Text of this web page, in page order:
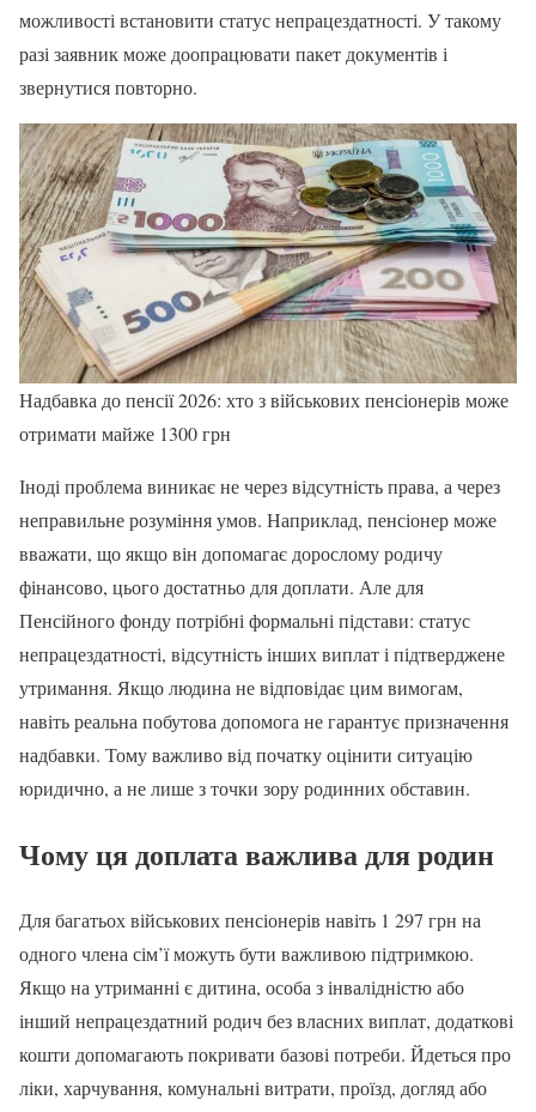
можливості встановити статус непрацездатності. У такому
разі заявник може доопрацювати пакет документів і
звернутися повторно.
Надбавка до пенсії 2026: хто з військових пенсіонерів може
отримати майже 1300 грн
Іноді проблема виникає не через відсутність права, а через
неправильне розуміння умов. Наприклад, пенсіонер може
вважати, що якщо він допомагає дорослому родичу
фінансово, цього достатньо для доплати. Але для
Пенсійного фонду потрібні формальні підстави: статус
непрацездатності, відсутність інших виплат і підтверджене
утримання. Якщо людина не відповідає цим вимогам,
навіть реальна побутова допомога не гарантує призначення
надбавки. Тому важливо від початку оцінити ситуацію
юридично, а не лише з точки зору родинних обставин.
Чому ця доплата важлива для родин
Для багатьох військових пенсіонерів навіть 1 297 грн на
одного члена сім’ї можуть бути важливою підтримкою.
Якщо на утриманні є дитина, особа з інвалідністю або
інший непрацездатний родич без власних виплат, додаткові
кошти допомагають покривати базові потреби. Йдеться про
ліки, харчування, комунальні витрати, проїзд, догляд або